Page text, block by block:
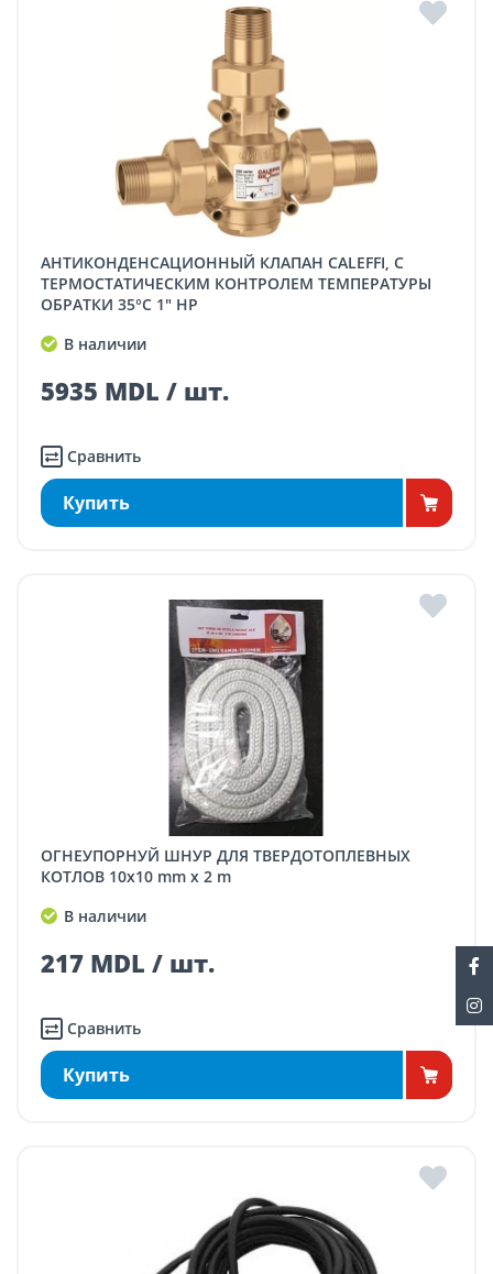
АНТИКОНДЕНСАЦИОННЫЙ КЛАПАН CALEFFI, С
ТЕРМОСТАТИЧЕСКИМ КОНТРОЛЕМ ТЕМПЕРАТУРЫ
ОБРАТКИ 35°C 1" НР
В наличии
5935 MDL / шт.
Сравнить
Купить
ОГНЕУПОРНУЙ ШНУР ДЛЯ ТВЕРДОТОПЛЕВНЫХ
КОТЛОВ 10x10 mm x 2 m
В наличии
217 MDL / шт.
Сравнить
Купить